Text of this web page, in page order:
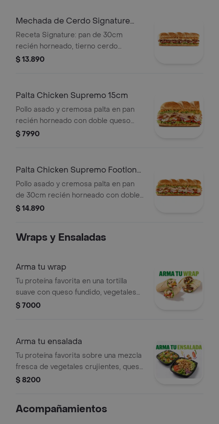
Mechada de Cerdo Signature
Footlong 30cm
Receta Signature: pan de 30cm
recién horneado, tierno cerdo
mechado, doble queso mozzarella
$ 13.890
Palta Chicken Supremo 15cm
Pollo asado y cremosa palta en pan
recién horneado con doble queso
mozzarella, lechuga, tomate, salsa de
$ 7990
Palta Chicken Supremo Footlong
30cm
Pollo asado y cremosa palta en pan
de 30cm recién horneado con doble
queso mozzarella, lechuga, tomate,
$ 14.890
Wraps y Ensaladas
Arma tu wrap
Tu proteína favorita en una tortilla
suave con queso fundido, vegetales
frescos y combinada con tus salsas a
$ 7000
Arma tu ensalada
Tu proteína favorita sobre una mezcla
fresca de vegetales crujientes, queso
y tus aderezos a elección.
$ 8200
Acompañamientos